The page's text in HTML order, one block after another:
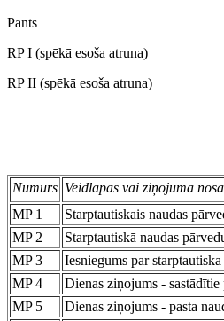
Pants
RP I (spēkā esoša atruna)
RP II (spēkā esoša atruna)
Numurs Veidlapas vai ziņojuma
MP 1
Starptautiskais naudas
MP 2
Starptautiskā naudas
MP 3
Iesniegums par
MP 4
Dienas ziņojums - sastādītie
MP 5
Dienas ziņojums - pasta